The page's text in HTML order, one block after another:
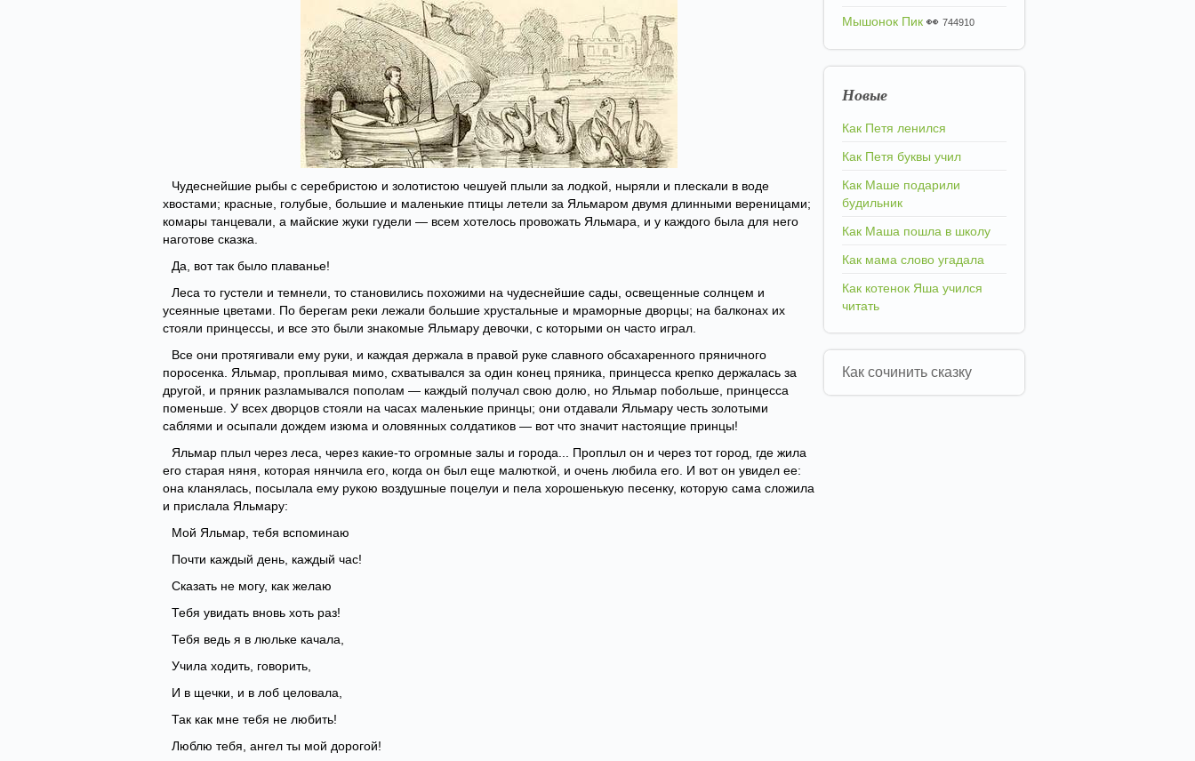
Чудеснейшие рыбы с серебристою и золотистою чешуей плыли за лодкой, ныряли и плескали в воде
хвостами; красные, голубые, большие и маленькие птицы летели за Яльмаром двумя длинными вереницами;
комары танцевали, а майские жуки гудели — всем хотелось провожать Яльмара, и у каждого была для него
наготове сказка.
Да, вот так было плаванье!
Леса то густели и темнели, то становились похожими на чудеснейшие сады, освещенные солнцем и
усеянные цветами. По берегам реки лежали большие хрустальные и мраморные дворцы; на балконах их
стояли принцессы, и все это были знакомые Яльмару девочки, с которыми он часто играл.
Все они протягивали ему руки, и каждая держала в правой руке славного обсахаренного пряничного
поросенка. Яльмар, проплывая мимо, схватывался за один конец пряника, принцесса крепко держалась за
другой, и пряник разламывался пополам — каждый получал свою долю, но Яльмар побольше, принцесса
поменьше. У всех дворцов стояли на часах маленькие принцы; они отдавали Яльмару честь золотыми
саблями и осыпали дождем изюма и оловянных солдатиков — вот что значит настоящие принцы!
Яльмар плыл через леса, через какие-то огромные залы и города... Проплыл он и через тот город, где жила
его старая няня, которая нянчила его, когда он был еще малюткой, и очень любила его. И вот он увидел ее:
она кланялась, посылала ему рукою воздушные поцелуи и пела хорошенькую песенку, которую сама сложила
и прислала Яльмару:
Мой Яльмар, тебя вспоминаю
Почти каждый день, каждый час!
Сказать не могу, как желаю
Тебя увидать вновь хоть раз!
Тебя ведь я в люльке качала,
Учила ходить, говорить,
И в щечки, и в лоб целовала,
Так как мне тебя не любить!
Люблю тебя, ангел ты мой дорогой!
Мышонок Пик 👀 744910
Новые
Как Петя ленился
Как Петя буквы учил
Как Маше подарили
будильник
Как Маша пошла в школу
Как мама слово угадала
Как котенок Яша учился
читать
Как сочинить сказку